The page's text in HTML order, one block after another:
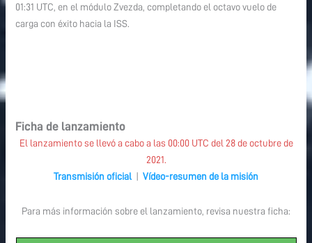
01:31 UTC, en el módulo Zvezda, completando el octavo vuelo de
carga con éxito hacia la ISS.
Ficha de lanzamiento
El lanzamiento se llevó a cabo a las 00:00 UTC del 28 de octubre de
2021.
Transmisión oficial
Vídeo-resumen de la misión
Para más información sobre el lanzamiento, revisa nuestra ficha: